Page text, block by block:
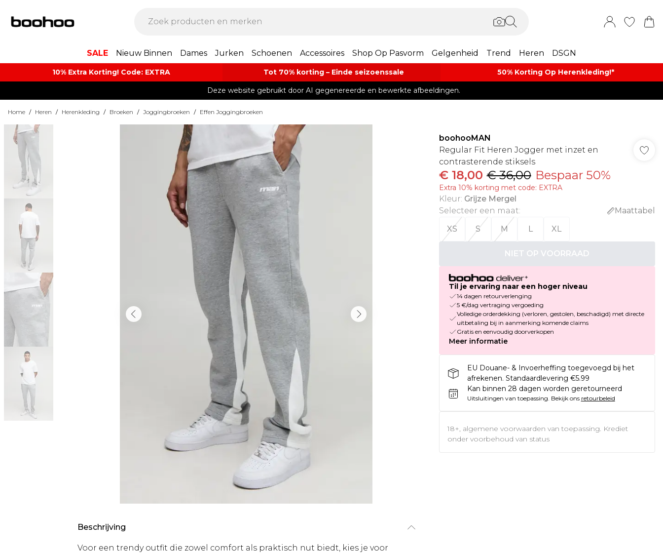
SALE Nieuw Binnen Dames Jurken Schoenen Accessoires Shop Op Pasvorm Gelgenheid Trend Heren DSGN
10% Extra Korting! Code: EXTRA​ Tot 70% korting – Einde seizoenssale 50% Korting Op Herenkleding​!*​
Deze website gebruikt door AI gegenereerde en bewerkte afbeeldingen.
Home / Heren / Herenkleding / Broeken / Joggingbroeken / Effen Joggingbroeken
Beschrijving
Voor een trendy outfit die zowel comfort als praktisch nut biedt, kies je voor
boohooMAN
Regular Fit Heren Jogger met inzet en
contrasterende stiksels
€ 18,00 € 36,00 Bespaar 50%
Extra 10% korting met code: EXTRA
Kleur: Grijze Mergel
Selecteer een maat:
Maattabel
XS
S M L XL
NIET OP VOORRAAD
Til je ervaring naar een hoger niveau
14 dagen retourverlenging
5 €/dag vertraging vergoeding
Volledige orderdekking (verloren, gestolen, beschadigd) met directe
uitbetaling bij in aanmerking komende claims
Gratis en eenvoudig doorverkopen
Meer informatie
EU Douane- & Invoerheffing toegevoegd bij het
afrekenen. Standaardlevering €5.99
Kan binnen 28 dagen worden geretourneerd
Uitsluitingen van toepassing. Bekijk ons retourbeleid
18+, algemene voorwaarden van toepassing. Krediet
onder voorbehoud van status